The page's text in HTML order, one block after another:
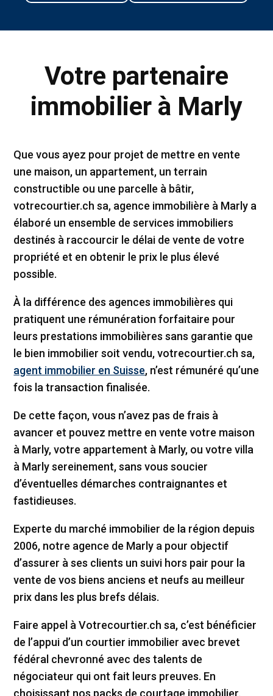
Votre partenaire
immobilier à Marly
Que vous ayez pour projet de mettre en vente
une maison, un appartement, un terrain
constructible ou une parcelle à bâtir,
votrecourtier.ch sa, agence immobilière à Marly a
élaboré un ensemble de services immobiliers
destinés à raccourcir le délai de vente de votre
propriété et en obtenir le prix le plus élevé
possible.
À la différence des agences immobilières qui
pratiquent une rémunération forfaitaire pour
leurs prestations immobilières sans garantie que
le bien immobilier soit vendu, votrecourtier.ch sa,
agent immobilier en Suisse, n’est rémunéré qu’une
fois la transaction finalisée.
De cette façon, vous n’avez pas de frais à
avancer et pouvez mettre en vente votre maison
à Marly, votre appartement à Marly, ou votre villa
à Marly sereinement, sans vous soucier
d’éventuelles démarches contraignantes et
fastidieuses.
Experte du marché immobilier de la région depuis
2006, notre agence de Marly a pour objectif
d’assurer à ses clients un suivi hors pair pour la
vente de vos biens anciens et neufs au meilleur
prix dans les plus brefs délais.
Faire appel à Votrecourtier.ch sa, c’est bénéficier
de l’appui d’un courtier immobilier avec brevet
fédéral chevronné avec des talents de
négociateur qui ont fait leurs preuves. En
choisissant nos packs de courtage immobilier,